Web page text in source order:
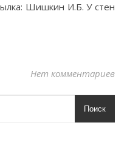
Шишкин И.Б. У стен
Нет комментариев
Поиск